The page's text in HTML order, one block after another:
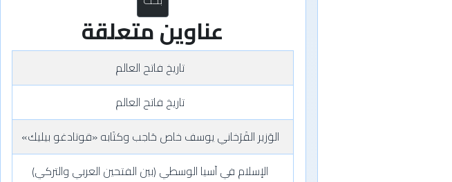
عناوين متعلقة
تاريخ فاتح العالم
تاريخ فاتح العالم
الوَزير القَرَخاني يوسف خاص حَاجب وكتَابه «قوتادغو بيليك»
الإسلام في آسيا الوسطي (بين الفتحين العربي والتركي)